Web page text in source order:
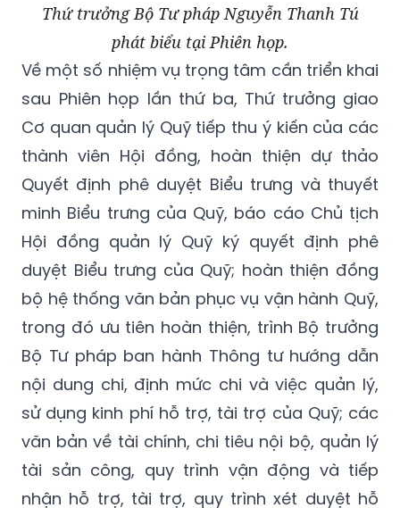
Thứ trưởng Bộ Tư pháp Nguyễn Thanh Tú
phát biểu tại Phiên họp.
Về một số nhiệm vụ trọng tâm cần triển khai
sau Phiên họp lần thứ ba, Thứ trưởng giao
Cơ quan quản lý Quỹ tiếp thu ý kiến của các
thành viên Hội đồng, hoàn thiện dự thảo
Quyết định phê duyệt Biểu trưng và thuyết
minh Biểu trưng của Quỹ, báo cáo Chủ tịch
Hội đồng quản lý Quỹ ký quyết định phê
duyệt Biểu trưng của Quỹ; hoàn thiện đồng
bộ hệ thống văn bản phục vụ vận hành Quỹ,
trong đó ưu tiên hoàn thiện, trình Bộ trưởng
Bộ Tư pháp ban hành Thông tư hướng dẫn
nội dung chi, định mức chi và việc quản lý,
sử dụng kinh phí hỗ trợ, tài trợ của Quỹ; các
văn bản về tài chính, chi tiêu nội bộ, quản lý
tài sản công, quy trình vận động và tiếp
nhận hỗ trợ, tài trợ, quy trình xét duyệt hỗ